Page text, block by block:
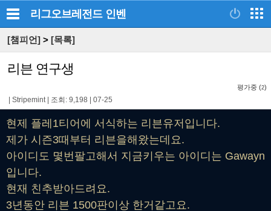
리그오브레전드 인벤
[챔피언] > [목록]
리븐 연구생
평가중 (2)
Stripemint| 조회: 9,198 07-25
현제 플레1티어에 서식하는 리븐유저입니다.
제가 시즌3때부터 리븐을해왔는데요.
아이디도 몇번팔고해서 지금키우는 아이디는 Gawayn
입니다.
현재 친추받아드려요.
3년동안 리븐 1500판이상 한거같고요.